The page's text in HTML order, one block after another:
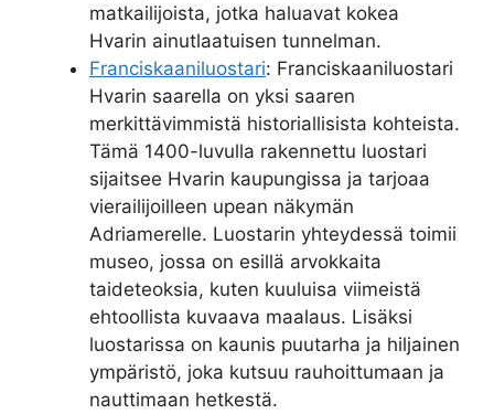
matkailijoista, jotka haluavat kokea
Hvarin ainutlaatuisen tunnelman.
Franciskaaniluostari: Franciskaaniluostari
Hvarin saarella on yksi saaren
merkittävimmistä historiallisista kohteista.
Tämä 1400-luvulla rakennettu luostari
sijaitsee Hvarin kaupungissa ja tarjoaa
vierailijoilleen upean näkymän
Adriamerelle. Luostarin yhteydessä toimii
museo, jossa on esillä arvokkaita
taideteoksia, kuten kuuluisa viimeistä
ehtoollista kuvaava maalaus. Lisäksi
luostarissa on kaunis puutarha ja hiljainen
ympäristö, joka kutsuu rauhoittumaan ja
nauttimaan hetkestä.